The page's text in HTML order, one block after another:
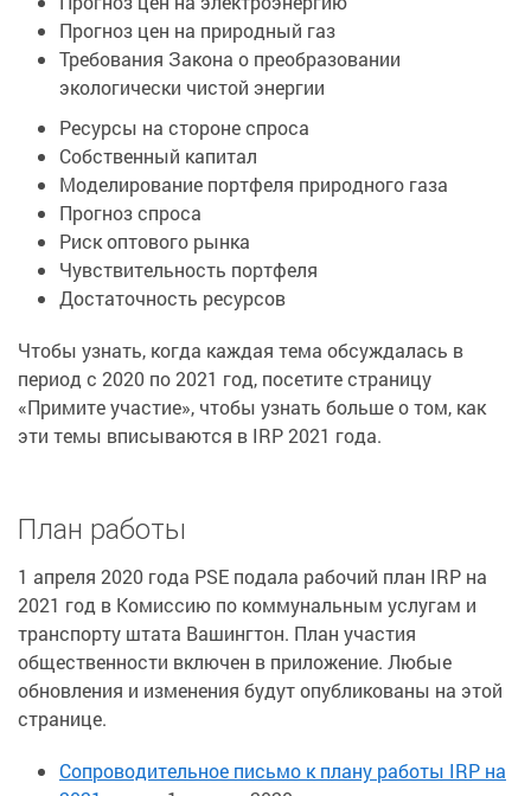
Прогноз цен на природный газ
Требования Закона о преобразовании
экологически чистой энергии
Ресурсы на стороне спроса
Собственный капитал
Моделирование портфеля природного газа
Прогноз спроса
Риск оптового рынка
Чувствительность портфеля
Достаточность ресурсов
Чтобы узнать, когда каждая тема обсуждалась в
период с 2020 по 2021 год, посетите страницу
«Примите участие», чтобы узнать больше о том, как
эти темы вписываются в IRP 2021 года.
План работы
1 апреля 2020 года PSE подала рабочий план IRP на
2021 год в Комиссию по коммунальным услугам и
транспорту штата Вашингтон. План участия
общественности включен в приложение. Любые
обновления и изменения будут опубликованы на этой
странице.
Сопроводительное письмо к плану работы IRP на